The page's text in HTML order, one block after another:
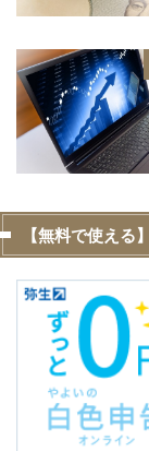
【無料で使える